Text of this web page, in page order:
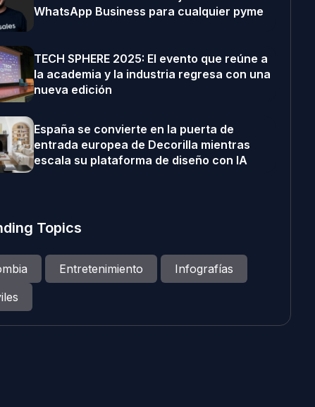
WhatsApp Business para cualquier pyme
TECH SPHERE 2025: El evento que reúne a
la academia y la industria regresa con una
nueva edición
España se convierte en la puerta de
entrada europea de Decorilla mientras
escala su plataforma de diseño con IA
Topics
Entretenimiento
Infografías